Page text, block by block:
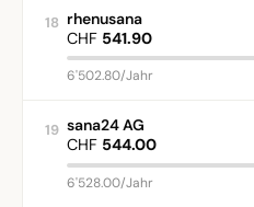
18 rhenusana
CHF 541.90
6'502.80/Jahr
19 sana24 AG
CHF 544.00
6'528.00/Jahr